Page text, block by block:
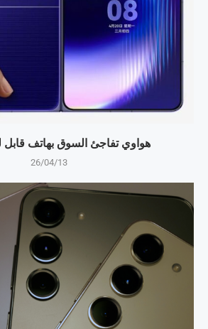
هواوي تفاجئ السوق بهاتف قابل
26/04/13